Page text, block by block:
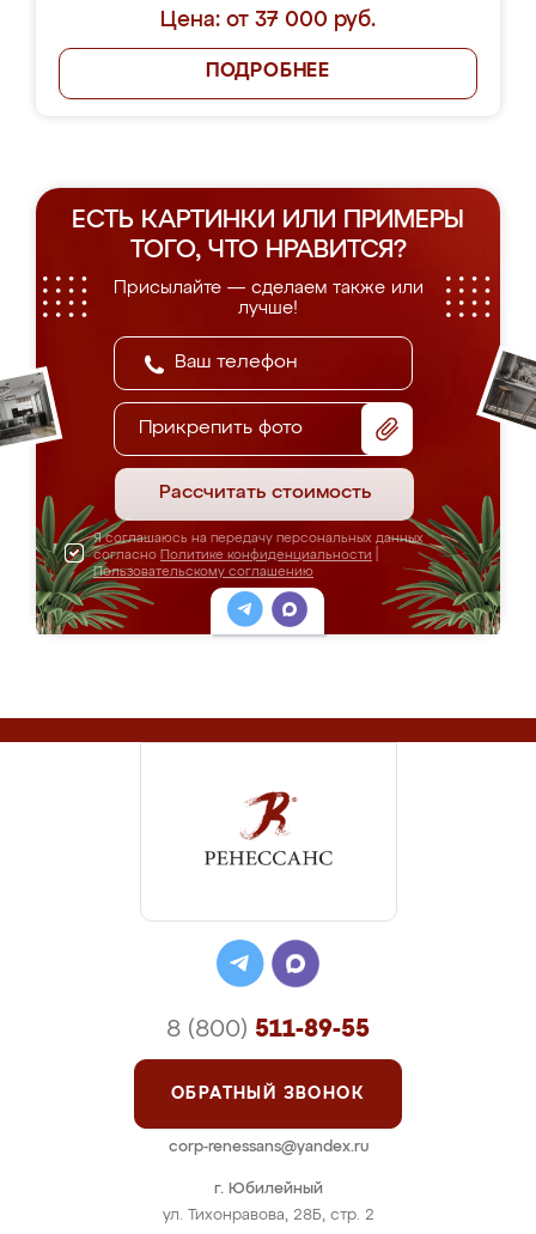
Цена: от 37 000 руб.
ПОДРОБНЕЕ
ЕСТЬ КАРТИНКИ ИЛИ ПРИМЕРЫ
ТОГО, ЧТО НРАВИТСЯ?
Присылайте — сделаем также или
лучше!
Прикрепить фото
Рассчитать стоимость
Я соглашаюсь на передачу персональных данных
согласно Политике конфиденциальности
Пользовательскому соглашению
г. Юбилейный
ул. Тихонравова, 28Б, стр. 2
8 (800) 511-89-55
ОБРАТНЫЙ ЗВОНОК
corp-renessans@yandex.ru